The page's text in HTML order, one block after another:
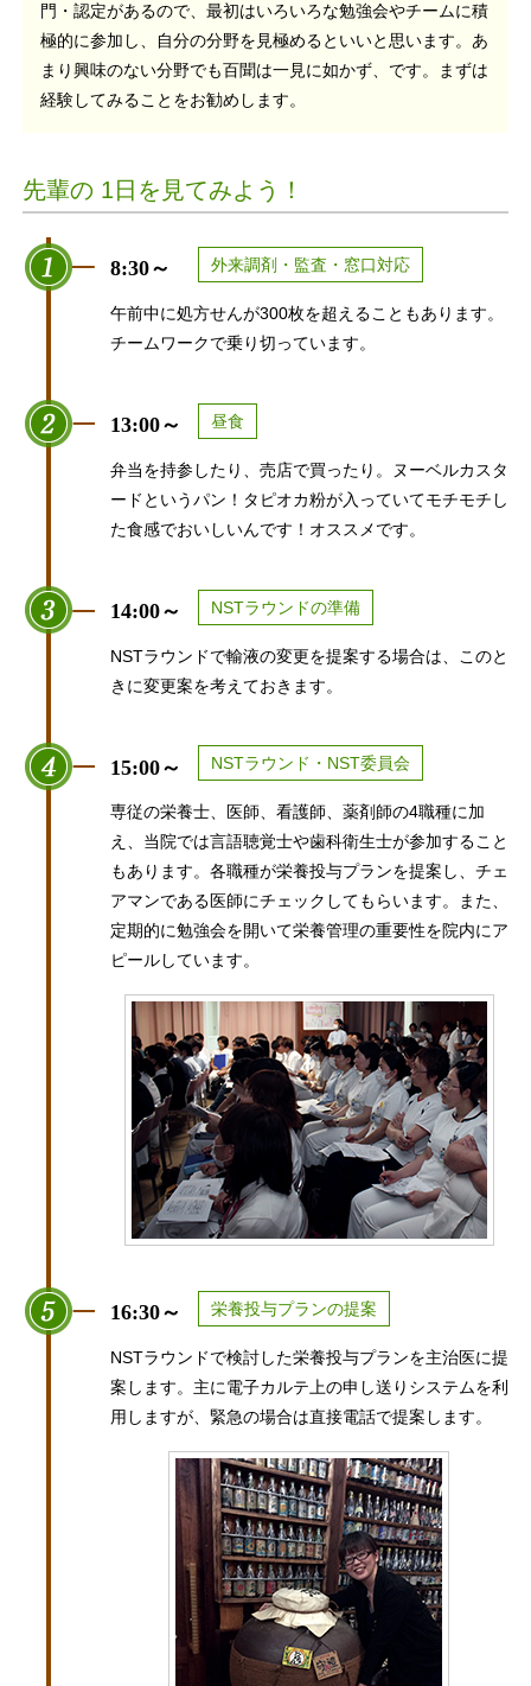
門・認定があるので、最初はいろいろな勉強会やチームに積
極的に参加し、自分の分野を見極めるといいと思います。あ
まり興味のない分野でも百聞は一見に如かず、です。まずは
経験してみることをお勧めします。
先輩の 1日を見てみよう！
8:30～ 外来調剤・監査・窓口対応
午前中に処方せんが300枚を超えることもあります。
チームワークで乗り切っています。
13:00～ 昼食
弁当を持参したり、売店で買ったり。ヌーベルカスタ
ードというパン！タピオカ粉が入っていてモチモチし
た食感でおいしいんです！オススメです。
14:00～ NSTラウンドの準備
NSTラウンドで輸液の変更を提案する場合は、このと
きに変更案を考えておきます。
15:00～ NSTラウンド・NST委員会
専従の栄養士、医師、看護師、薬剤師の4職種に加
え、当院では言語聴覚士や歯科衛生士が参加すること
もあります。各職種が栄養投与プランを提案し、チェ
アマンである医師にチェックしてもらいます。また、
定期的に勉強会を開いて栄養管理の重要性を院内にア
ピールしています。
16:30～ 栄養投与プランの提案
NSTラウンドで検討した栄養投与プランを主治医に提
案します。主に電子カルテ上の申し送りシステムを利
用しますが、緊急の場合は直接電話で提案します。